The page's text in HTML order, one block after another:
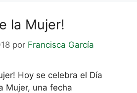
la Mujer!
por Francisca García
Hoy se celebra el Día
Mujer, una fecha